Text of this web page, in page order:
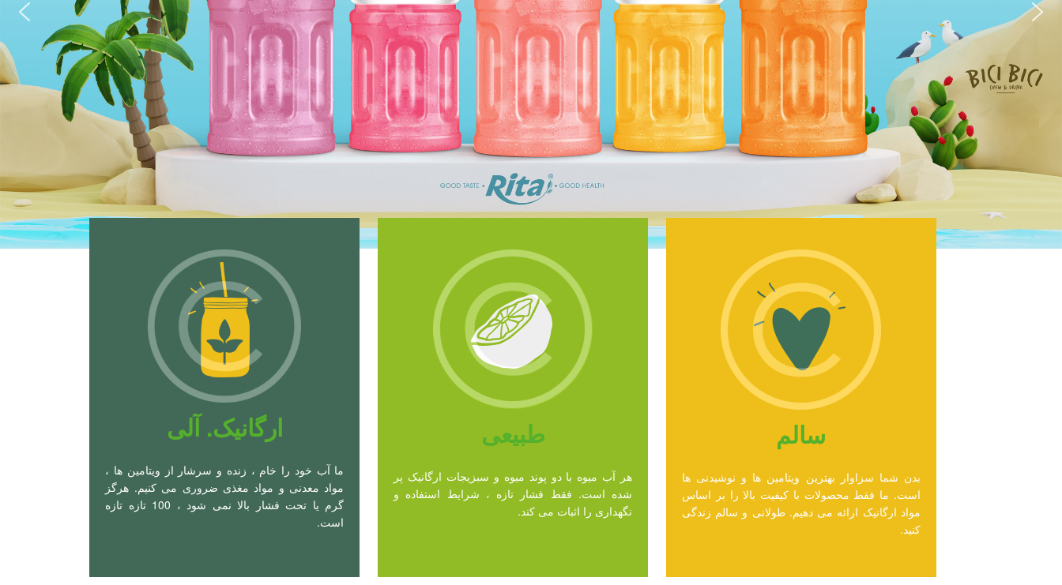
ارگانیک. آلی
ما آب خود را خام ، زنده و سرشار از ویتامین ها ،
مواد معدنی و مواد مغذی ضروری می کنیم. هرگز
گرم یا تحت فشار بالا نمی شود ، 100 تازه تازه
است.
طبیعی
هر آب میوه با دو پوند میوه و سبزیجات ارگانیک پر
شده است. فقط فشار تازه ، شرایط استفاده و
نگهداری را اثبات می کند.
سالم
بدن شما سزاوار بهترین ویتامین ها و نوشیدنی ها
است. ما فقط محصولات با کیفیت بالا را بر اساس
مواد ارگانیک ارائه می دهیم. طولانی و سالم زندگی
کنید.